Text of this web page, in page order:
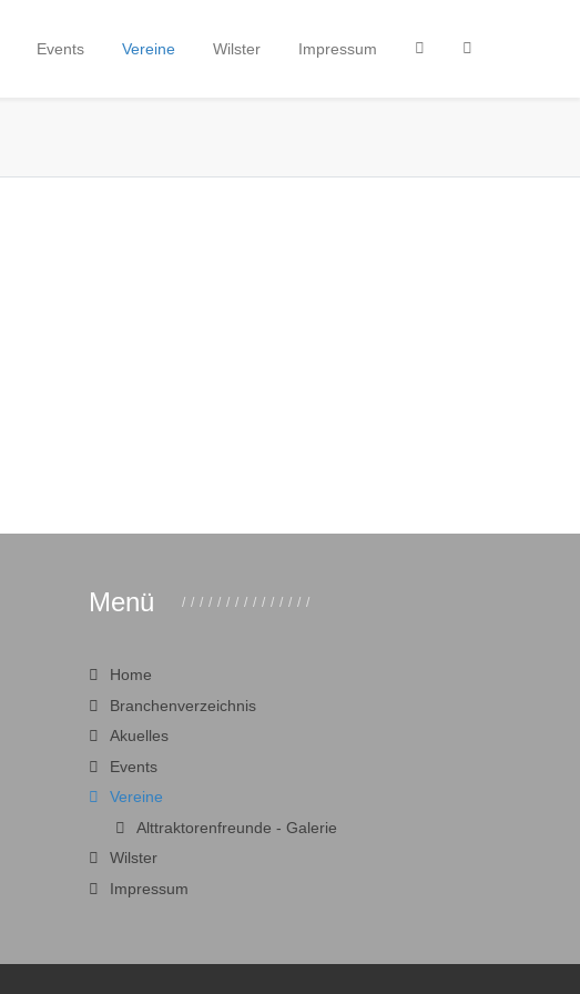
Events Vereine Wilster Impressum
Menü
Home
Branchenverzeichnis
Akuelles
Events
Vereine
Alttraktorenfreunde - Galerie
Wilster
Impressum